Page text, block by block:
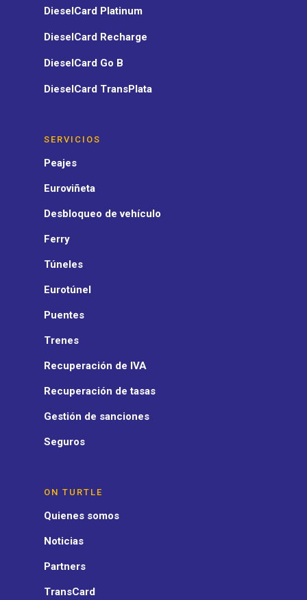
DieselCard Platinum
DieselCard Recharge
DieselCard Go B
DieselCard TransPlata
SERVICIOS
Peajes
Euroviñeta
Desbloqueo de vehículo
Ferry
Túneles
Eurotúnel
Puentes
Trenes
Recuperación de IVA
Recuperación de tasas
Gestión de sanciones
Seguros
ON TURTLE
Quienes somos
Noticias
Partners
TransCard